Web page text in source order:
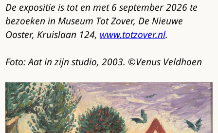
De expositie is tot en met 6 september 2026 te
bezoeken in Museum Tot Zover, De Nieuwe
Ooster, Kruislaan 124, www.totzover.nl.
Foto: Aat in zijn studio, 2003. ©Venus Veldhoen